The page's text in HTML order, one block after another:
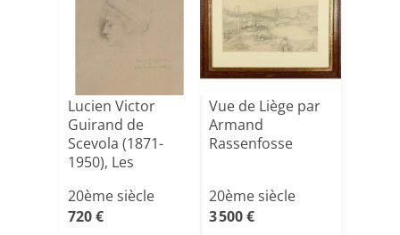
Lucien Victor
Guirand de
Scevola (1871-
1950), Les
19[...]
20ème siècle
720 €
Vue de Liège par
Armand
Rassenfosse
20ème siècle
3 500 €